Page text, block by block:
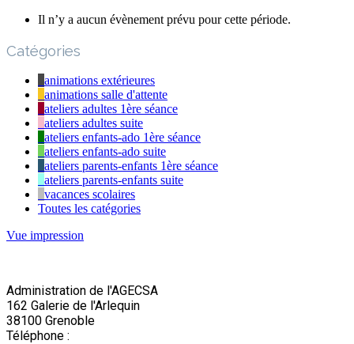
Il n’y a aucun évènement prévu pour cette période.
Catégories
animations extérieures
animations salle d'attente
ateliers adultes 1ère séance
ateliers adultes suite
ateliers enfants-ado 1ère séance
ateliers enfants-ado suite
ateliers parents-enfants 1ère séance
ateliers parents-enfants suite
vacances scolaires
Toutes les catégories
Vue impression
Administration de l'AGECSA
162 Galerie de l'Arlequin
38100 Grenoble
Téléphone :